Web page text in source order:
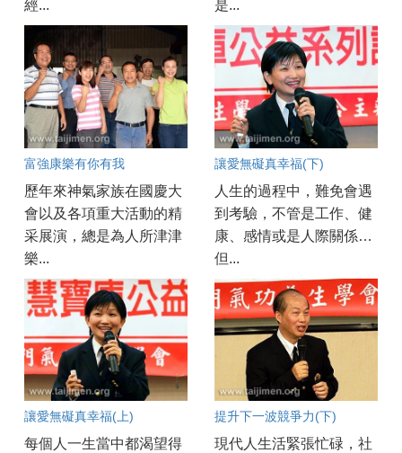
經...
是...
富強康樂有你有我
歷年來神氣家族在國慶大
會以及各項重大活動的精
采展演，總是為人所津津
樂...
讓愛無礙真幸福(下)
人生的過程中，難免會遇
到考驗，不管是工作、健
康、感情或是人際關係…
但...
讓愛無礙真幸福(上)
每個人一生當中都渴望得
提升下一波競爭力(下)
現代人生活緊張忙碌，社